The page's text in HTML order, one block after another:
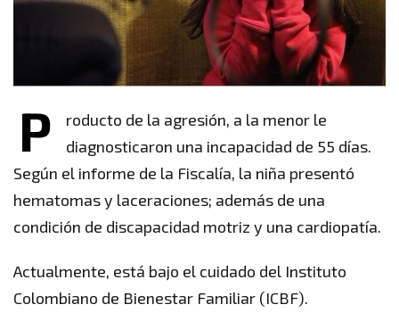
P
roducto de la agresión, a la menor le
diagnosticaron una incapacidad de 55 días.
Según el informe de la Fiscalía, la niña presentó
hematomas y laceraciones; además de una
condición de discapacidad motriz y una cardiopatía.
Actualmente, está bajo el cuidado del Instituto
Colombiano de Bienestar Familiar (ICBF).